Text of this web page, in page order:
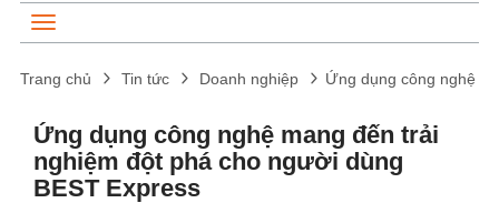
Trang chủ Tin tức Doanh nghiệp Ứng dụng công nghệ
Ứng dụng công nghệ mang đến trải
nghiệm đột phá cho người dùng
BEST Express